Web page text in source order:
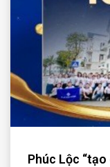
Phúc Lộc